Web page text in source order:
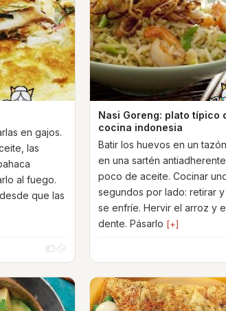
en gajos.
las
al fuego.
que las
Nasi Goreng: plato típico
cocina indonesia
Batir los huevos en un
en una sartén
poco de aceite. Cocinar
segundos por lado: retirar
se enfríe. Hervir el arroz y
dente. Pásarlo [+]